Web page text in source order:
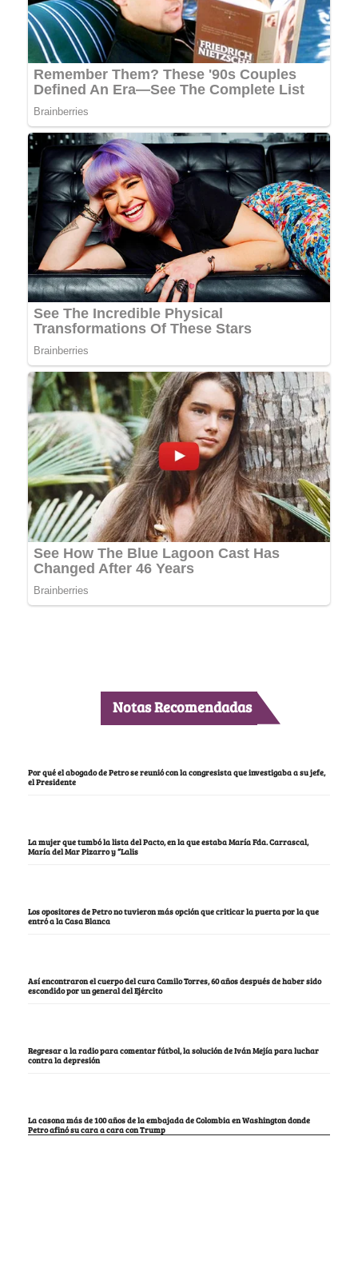
Notas Recomendadas
Por qué el abogado de Petro se reunió con la congresista que investigaba a su jefe,
el Presidente
La mujer que tumbó la lista del Pacto, en la que estaba María Fda. Carrascal,
María del Mar Pizarro y “Lalis
Los opositores de Petro no tuvieron más opción que criticar la puerta por la que
entró a la Casa Blanca
Así encontraron el cuerpo del cura Camilo Torres, 60 años después de haber sido
escondido por un general del Ejército
Regresar a la radio para comentar fútbol, la solución de Iván Mejía para luchar
contra la depresión
La casona más de 100 años de la embajada de Colombia en Washington donde
Petro afinó su cara a cara con Trump